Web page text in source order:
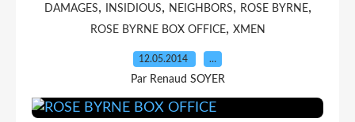
DAMAGES, INSIDIOUS, NEIGHBORS, ROSE BYRNE,
ROSE BYRNE BOX OFFICE, XMEN
12.05.2014 …
Par Renaud SOYER